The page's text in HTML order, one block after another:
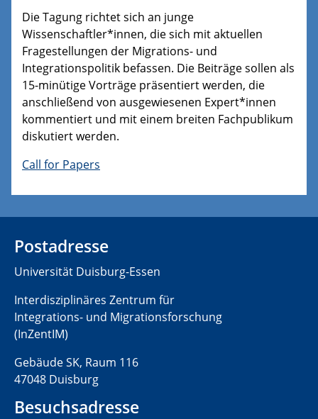
Die Tagung richtet sich an junge
Wissenschaftler*innen, die sich mit aktuellen
Fragestellungen der Migrations- und
Integrationspolitik befassen. Die Beiträge sollen als
15-minütige Vorträge präsentiert werden, die
anschließend von ausgewiesenen Expert*innen
kommentiert und mit einem breiten Fachpublikum
diskutiert werden.
Call for Papers
Postadresse
Universität Duisburg-Essen
Interdisziplinäres Zentrum für
Integrations- und Migrationsforschung
(InZentIM)
Gebäude SK, Raum 116
47048 Duisburg
Besuchsadresse